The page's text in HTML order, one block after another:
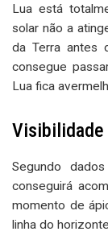
Lua está
solar não a
da Terra antes
consegue
Lua fica
Visibilidade
Segundo
conseguirá
momento de
linha do